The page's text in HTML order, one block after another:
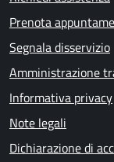
Prenota
Segnala disservizio
Amministrazione
Informativa privacy
Note legali
Dichiarazione di